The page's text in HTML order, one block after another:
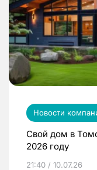
Новости
Свой дом в
2026 году
21:40 / 10.07.26